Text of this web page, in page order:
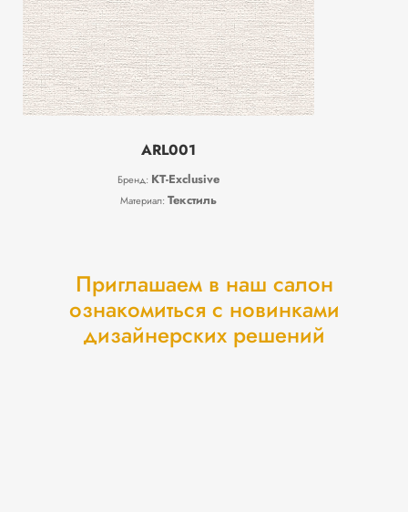
ARL001
Бренд: KT-Exclusive
Материал: Текстиль
Приглашаем в наш салон
ознакомиться с новинками
дизайнерских решений